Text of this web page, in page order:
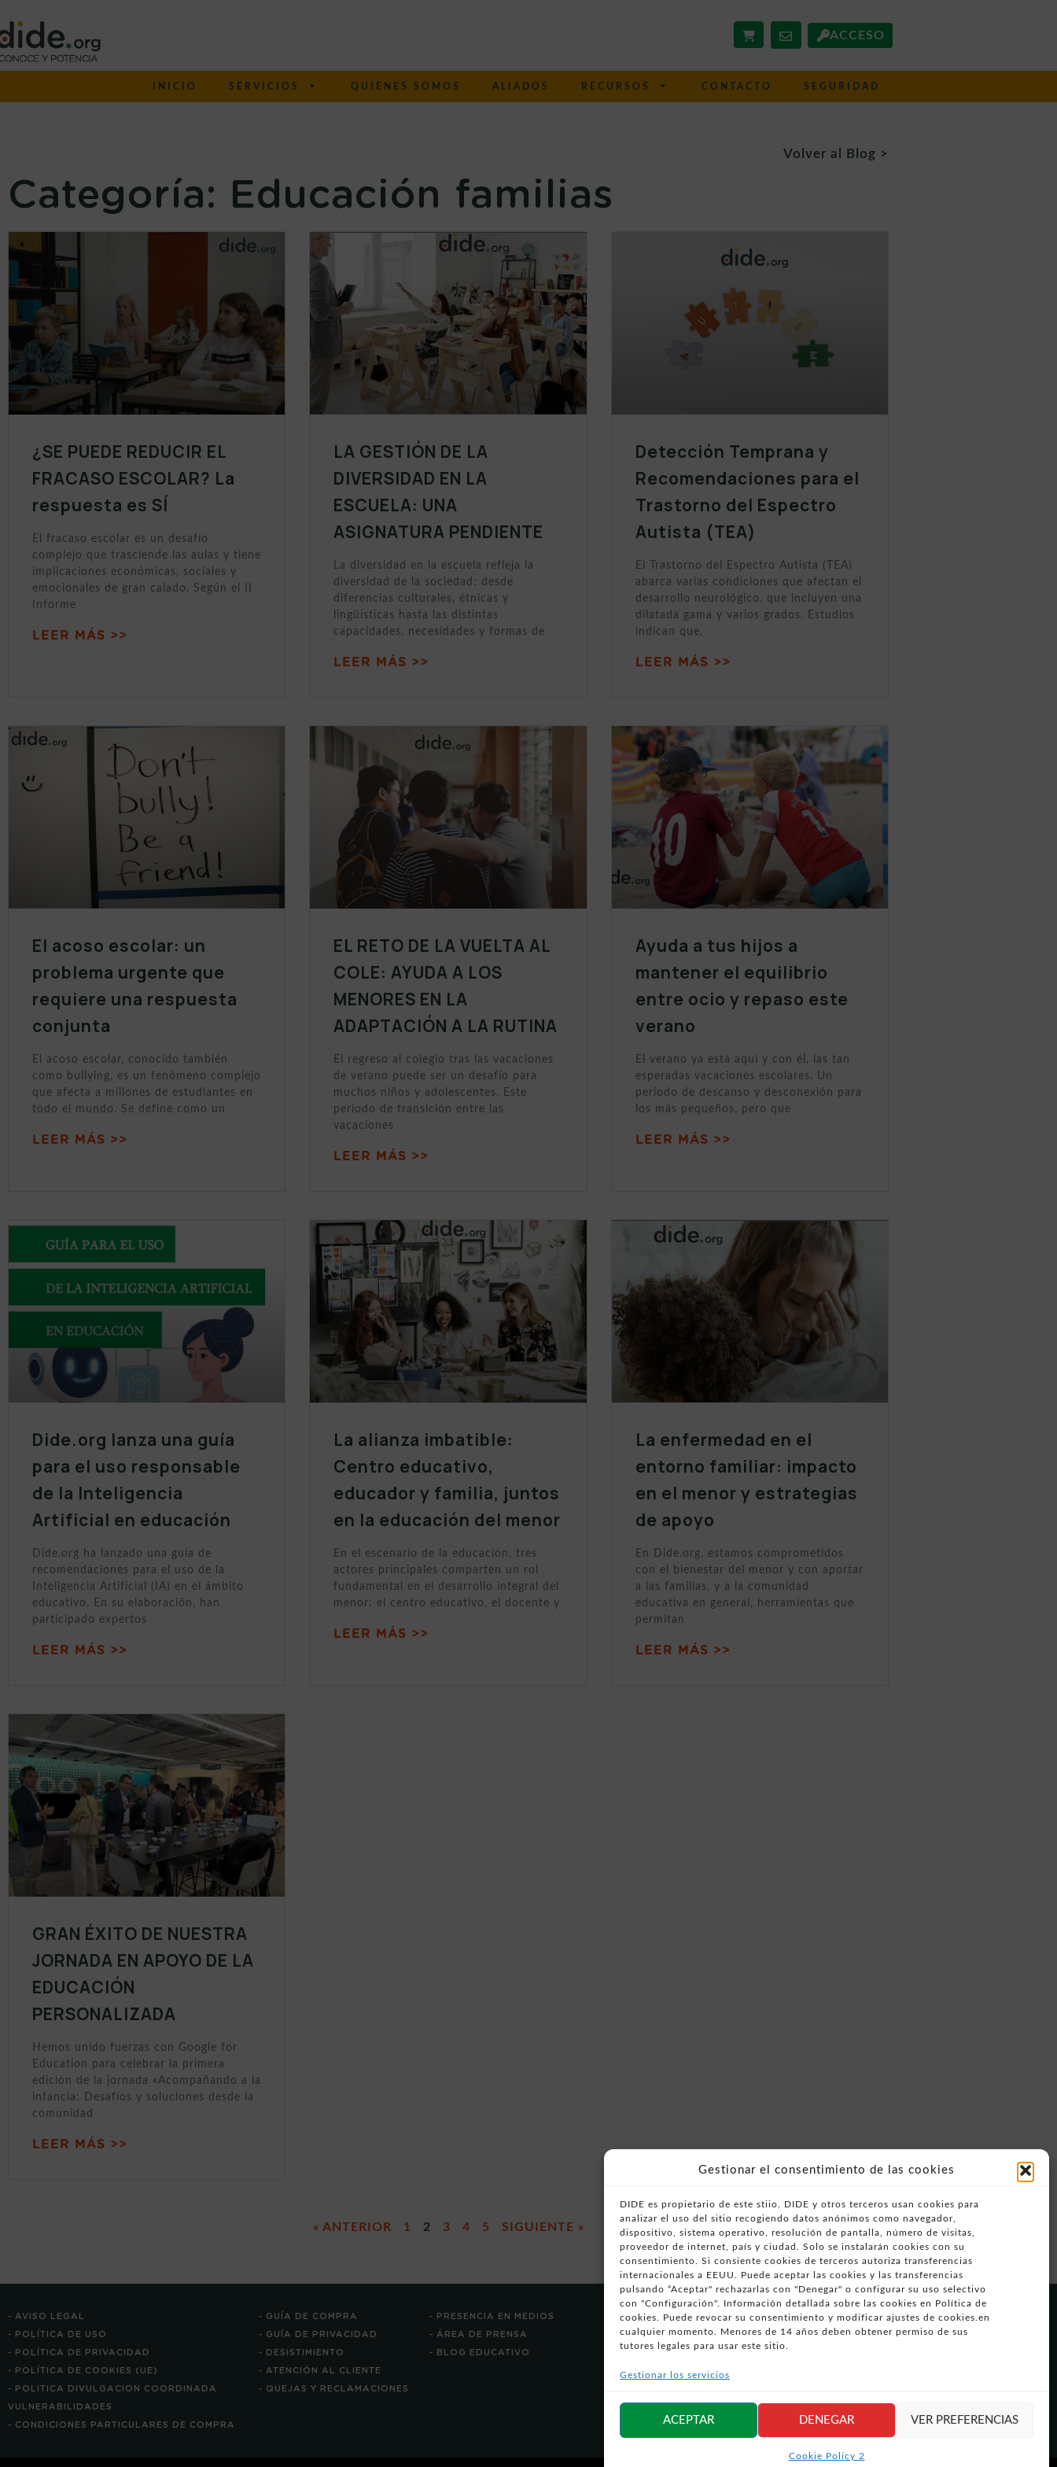
Gestionar el consentimiento de las cookies
DIDE es propietario de este stiio. DIDE y otros terceros usan cookies para
analizar el uso del sitio recogiendo datos anónimos como navegador,
dispositivo, sistema operativo, resolución de pantalla, número de visitas,
proveedor de internet, país y ciudad. Solo se instalarán cookies con su
consentimiento. Si consiente cookies de terceros autoriza transferencias
internacionales a EEUU. Puede aceptar las cookies y las transferencias
pulsando “Aceptar" rechazarlas con "Denegar" o configurar su uso selectivo
con "Configuración". Información detallada sobre las cookies en Política de
cookies. Puede revocar su consentimiento y modificar ajustes de cookies.en
cualquier momento. Menores de 14 años deben obtener permiso de sus
tutores legales para usar este sitio.
Gestionar los servicios
ACEPTAR DENEGAR VER PREFERENCIAS
Cookie Policy 2
ACCESO
INICIO SERVICIOS QUIENES SOMOS ALIADOS RECURSOS CONTACTO SEGURIDAD
Volver al Blog >
Categoría: Educación familias
¿SE PUEDE REDUCIR EL
FRACASO ESCOLAR? La
respuesta es SÍ
El fracaso escolar es un desafío
complejo que trasciende las aulas y tiene
implicaciones económicas, sociales y
emocionales de gran calado. Según el II
Informe
LEER MÁS >>
LA GESTIÓN DE LA
DIVERSIDAD EN LA
ESCUELA: UNA
ASIGNATURA PENDIENTE
La diversidad en la escuela refleja la
diversidad de la sociedad: desde
diferencias culturales, étnicas y
lingüísticas hasta las distintas
capacidades, necesidades y formas de
LEER MÁS >>
Detección Temprana y
Recomendaciones para el
Trastorno del Espectro
Autista (TEA)
El Trastorno del Espectro Autista (TEA)
abarca varias condiciones que afectan el
desarrollo neurológico, que incluyen una
dilatada gama y varios grados. Estudios
indican que,
LEER MÁS >>
El acoso escolar: un
problema urgente que
requiere una respuesta
conjunta
El acoso escolar, conocido también
como bullying, es un fenómeno complejo
que afecta a millones de estudiantes en
todo el mundo. Se define como un
LEER MÁS >>
EL RETO DE LA VUELTA AL
COLE: AYUDA A LOS
MENORES EN LA
ADAPTACIÓN A LA RUTINA
El regreso al colegio tras las vacaciones
de verano puede ser un desafío para
muchos niños y adolescentes. Este
periodo de transición entre las
vacaciones
LEER MÁS >>
Ayuda a tus hijos a
mantener el equilibrio
entre ocio y repaso este
verano
El verano ya está aquí y con él, las tan
esperadas vacaciones escolares. Un
periodo de descanso y desconexión para
los más pequeños, pero que
LEER MÁS >>
Dide.org lanza una guía
para el uso responsable
de la Inteligencia
Artificial en educación
Dide.org ha lanzado una guía de
recomendaciones para el uso de la
Inteligencia Artificial (IA) en el ámbito
educativo. En su elaboración, han
participado expertos
LEER MÁS >>
La alianza imbatible:
Centro educativo,
educador y familia, juntos
en la educación del menor
En el escenario de la educación, tres
actores principales comparten un rol
fundamental en el desarrollo integral del
menor: el centro educativo, el docente y
LEER MÁS >>
La enfermedad en el
entorno familiar: impacto
en el menor y estrategias
de apoyo
En Dide.org, estamos comprometidos
con el bienestar del menor y con aportar
a las familias, y a la comunidad
educativa en general, herramientas que
permitan
LEER MÁS >>
GRAN ÉXITO DE NUESTRA
JORNADA EN APOYO DE LA
EDUCACIÓN
PERSONALIZADA
Hemos unido fuerzas con Google for
Education para celebrar la primera
edición de la jornada «Acompañando a la
infancia: Desafíos y soluciones desde la
comunidad
LEER MÁS >>
« ANTERIOR 1 2 3 4 5 SIGUIENTE »
- AVISO LEGAL
- POLÍTICA DE USO
- POLÍTICA DE PRIVACIDAD
- POLÍTICA DE COOKIES (UE)
- POLITICA DIVULGACION COORDINADA
VULNERABILIDADES
- CONDICIONES PARTICULARES DE COMPRA
- GUÍA DE COMPRA
- GUÍA DE PRIVACIDAD
- DESISTIMIENTO
- ATENCIÓN AL CLIENTE
- QUEJAS Y RECLAMACIONES
- PRESENCIA EN MEDIOS
- ÁREA DE PRENSA
- BLOG EDUCATIVO
Síguenos en
redes sociales